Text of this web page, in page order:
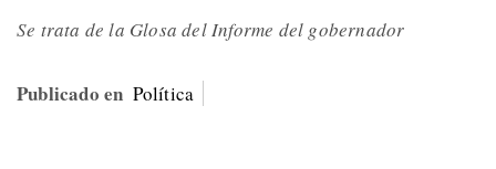
Se trata de la Glosa del Informe del gobernador
Publicado en Política